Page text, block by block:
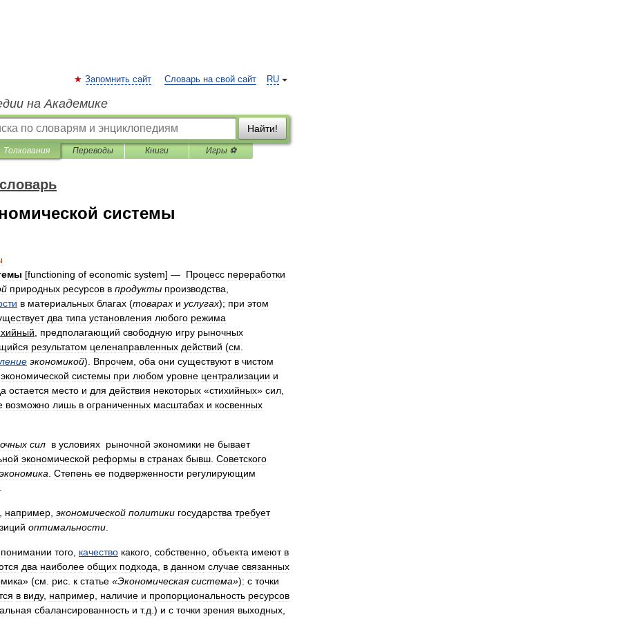
RU
Запомнить сайт Словарь на свой сайт
на Академике
Найти!
Толкования Переводы Книги Игры ⚽
системы
[functioning of economic system] — Процесс переработки
природных ресурсов в продукты производства
в материальных благах (товарах и услугах); при этом
два типа установления любого режима
предполагающий свободную игру рыночных
результатом целенаправленных действий (см
экономикой). Впрочем оба они существуют в чистом
экономической системы при любом уровне централизации и
остается место и для действия некоторых «стихийных» сил
возможно лишь в ограниченных масштабах и косвенных
сил в условиях рыночной экономики не бывает
экономической реформы в странах бывш Советского
экономика Степень ее подверженности регулирующим
например экономической политики государства требует
оптимальности
понимании того качество какого собственно объекта имеют в
два наиболее общих подхода в данном случае связанных
» (см рис к статье «Экономическая система»): с точки
в виду, например наличие и пропорциональность ресурсов
сбалансированность и т.д .) и с точки зрения выходных